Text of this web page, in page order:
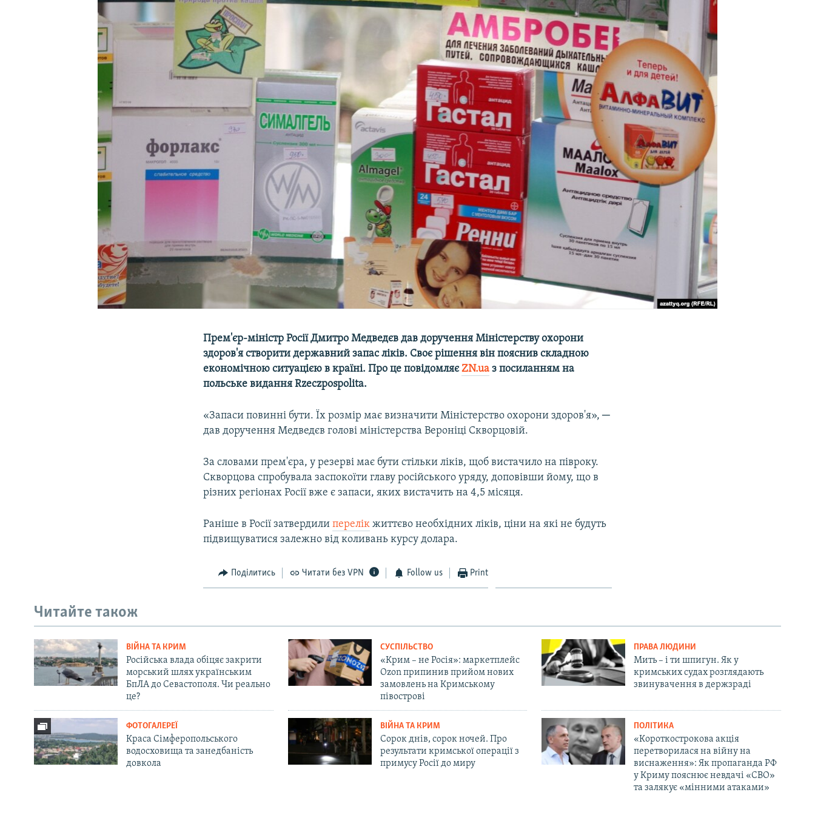
УКРАЇНСЬКА ПРОБЛЕМА КРИМУ
Прем'єр-міністр Росії Дмитро Медведєв дав доручення Міністерству охорони
здоров'я створити державний запас ліків. Своє рішення він пояснив складною
економічною ситуацією в країні. Про це повідомляєZN.ua з посиланням на
польське видання Rzeczpospolita.
«Запаси повинні бути. Їх розмір має визначити Міністерство охорони здоров'я», ─
дав доручення Медведєв голові міністерства Вероніці Скворцовій.
За словами прем'єра, у резерві має бути стільки ліків, щоб вистачило на півроку.
Скворцова спробувала заспокоїти главу російського уряду, доповівши йому, що в
різних регіонах Росії вже є запаси, яких вистачить на 4,5 місяця.
Раніше в Росії затвердилиперелік життєво необхідних ліків, ціни на які не будуть
підвищуватися залежно від коливань курсу долара.
Поділитись Читати без VPN Follow us Print
Читайте також
ВІЙНА ТА КРИМ
Російська влада обіцяє закрити
морський шлях українським
БпЛА до Севастополя. Чи реально
це?
СУСПІЛЬСТВО
«Крим – не Росія»: маркетплейс
Ozon припинив прийом нових
замовлень на Кримському
півострові
ПРАВА ЛЮДИНИ
Мить – і ти шпигун. Як у
кримських судах розглядають
звинувачення в держзраді
ФОТОГАЛЕРЕЇ
Краса Сімферопольського
водосховища та занедбаність
довкола
ВІЙНА ТА КРИМ
Сорок днів, сорок ночей. Про
результати кримської операції з
примусу Росії до миру
ПОЛІТИКА
«Короткострокова акція
перетворилася на війну на
виснаження»: Як пропаганда РФ
у Криму пояснює невдачі «СВО»
та залякує «мінними атаками»